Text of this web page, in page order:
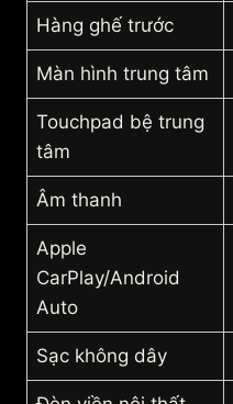
Hàng ghế trước
Màn hình trung tâm
Touchpad bệ trung
tâm
Âm thanh
Apple
CarPlay/Android
Auto
Sạc không dây